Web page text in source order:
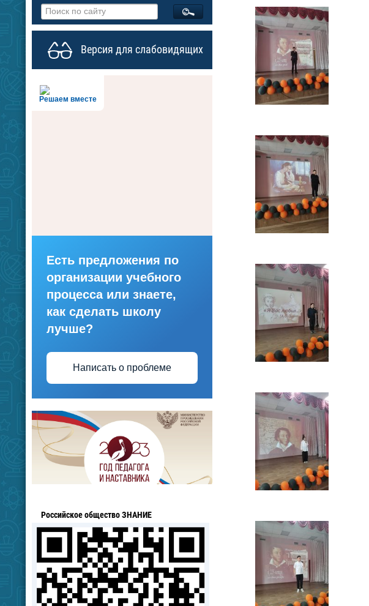
Версия для слабовидящих
Решаем вместе
Есть предложения по
организации учебного
процесса или знаете,
как сделать школу
лучше?
Написать о проблеме
Российское общество ЗНАНИЕ